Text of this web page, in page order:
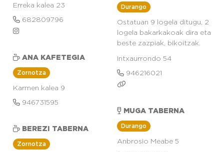
Erreka kalea 23
682809796
ANA KAFETEGIA
Zornotza
Karmen kalea 9
946731595
BEREZI TABERNA
Zornotza
Durango
Ostatuan 9 logela ditugu, 2
logela bakarkakoak dira eta
beste zazpiak, bikoitzak.
Intxaurrondo 54
946216021
MUGA TABERNA
Durango
Anbrosio Meabe 5